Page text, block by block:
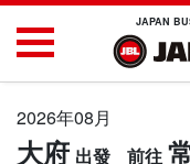
JAPAN
2026年08月
大府